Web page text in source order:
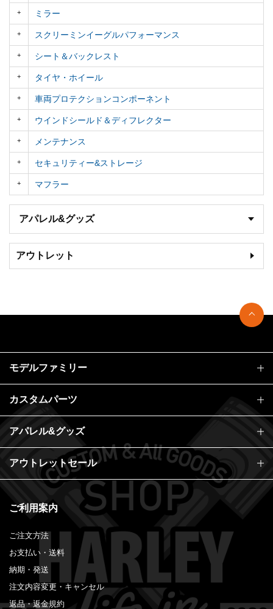
ミラー
スクリーミンイーグルパフォーマンス
シート＆バックレスト
タイヤ・ホイール
車両プロテクションコンポーネント
ウインドシールド＆ディフレクター
メンテナンス
セキュリティー&ストレージ
マフラー
アパレル&グッズ
アウトレット
ご利用案内
ご注文方法
お支払い・送料
納期・発送
注文内容変更・キャンセル
返品・返金規約
モデルファミリー
カスタムパーツ
アパレル&グッズ
アウトレットセール